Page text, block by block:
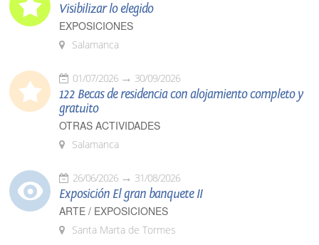
Visibilizar lo elegido
EXPOSICIONES
Salamanca
01/07/2026 30/09/2026
122 Becas de residencia con alojamiento completo y
gratuito
OTRAS ACTIVIDADES
Salamanca
26/06/2026 31/08/2026
Exposición El gran banquete II
ARTE / EXPOSICIONES
Santa Marta de Tormes